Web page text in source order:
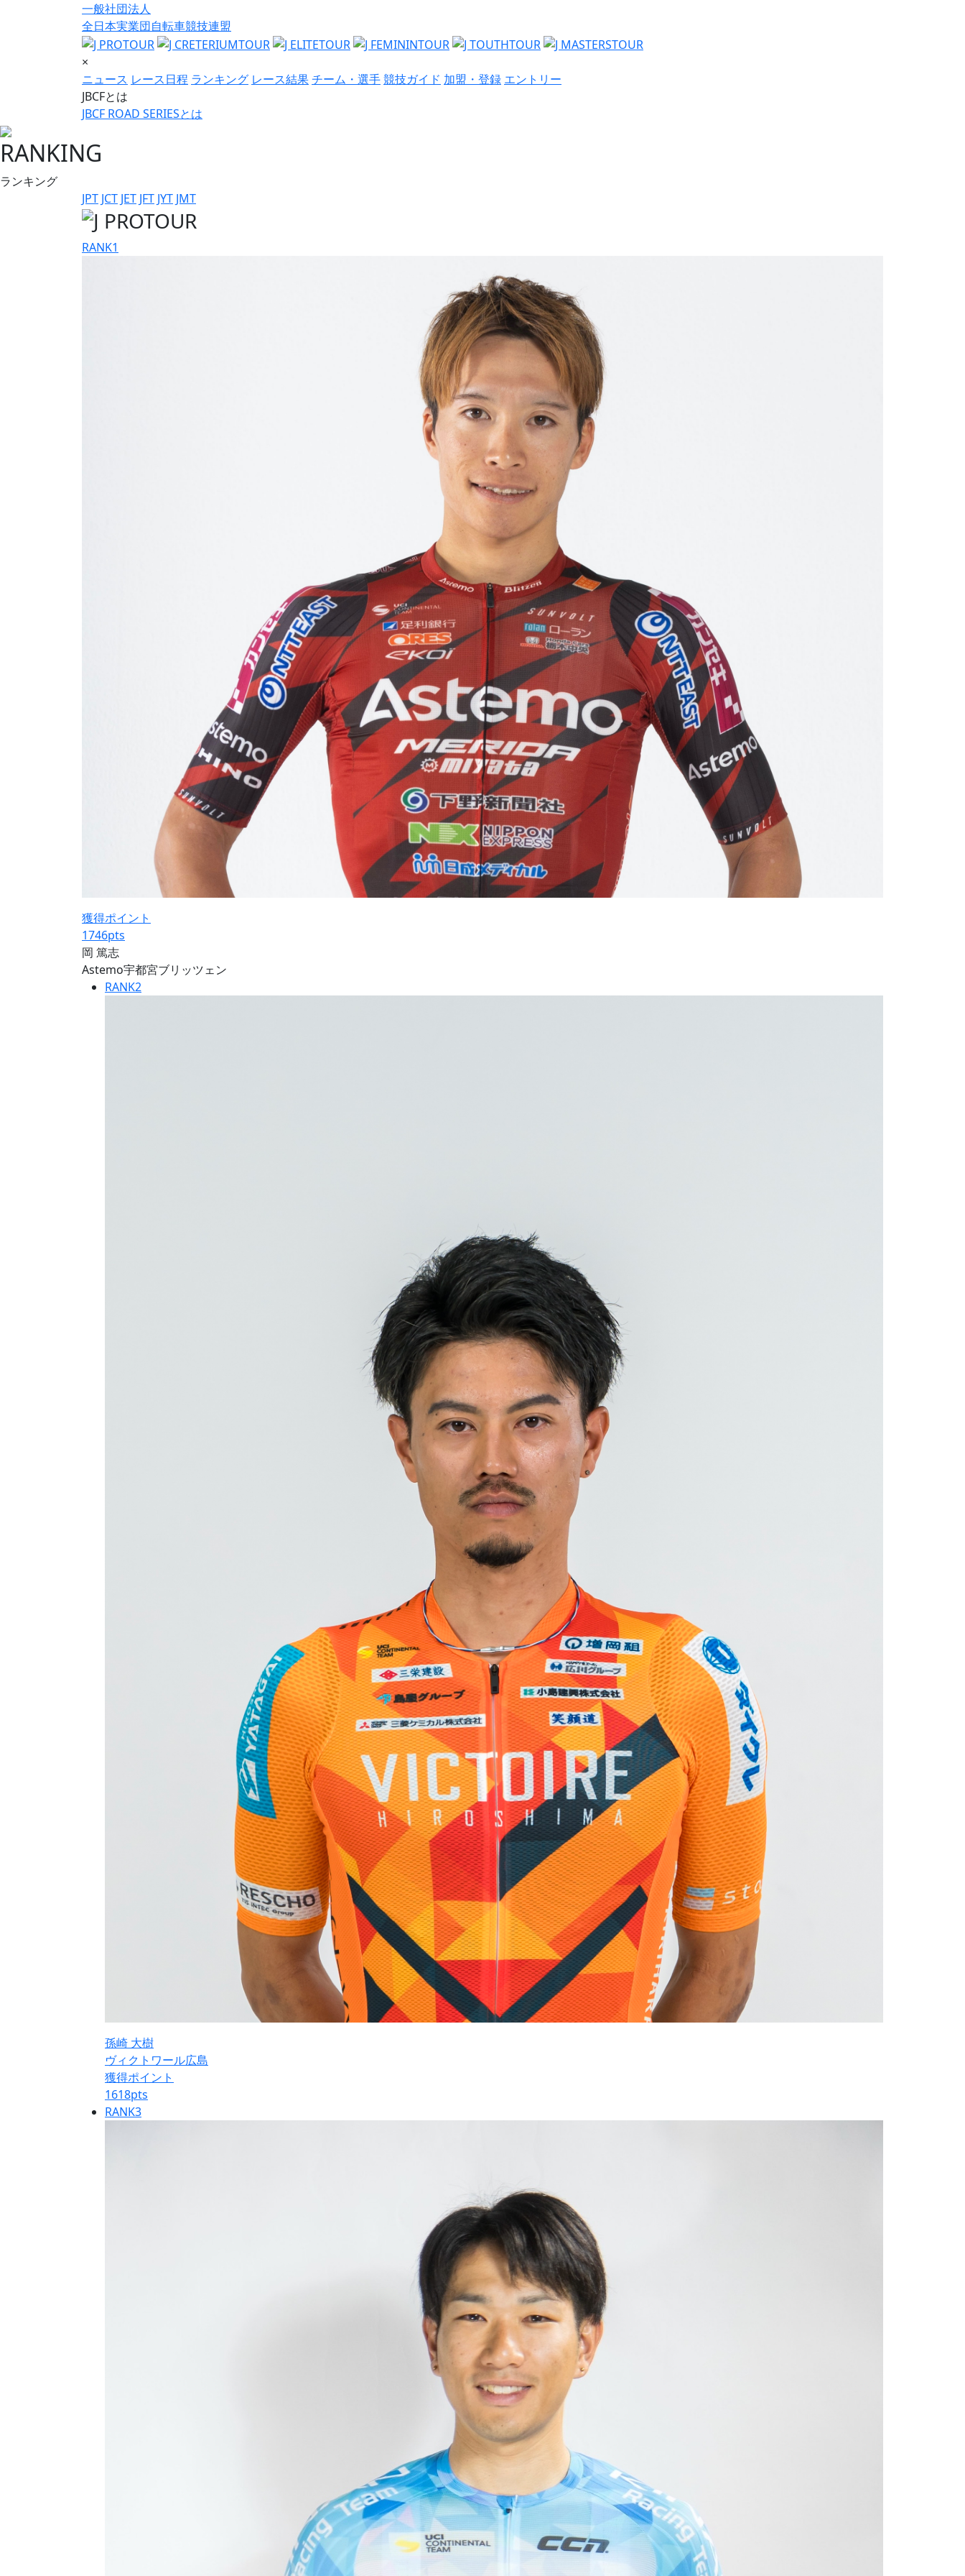
一般社団法人
全日本実業団自転車競技連盟
×
ニュース レース日程 ランキング レース結果チーム・選手競技ガイド 加盟・登録 エントリー
JBCFとは
JBCF ROAD SERIESとは
RANKING
ランキング
JPT JCT JET JFT JYT JMT
RANK1
獲得ポイント
1746pts
岡 篤志
Astemo宇都宮ブリッツェン
RANK2
孫崎 大樹
ヴィクトワール広島
獲得ポイント
1618pts
RANK3